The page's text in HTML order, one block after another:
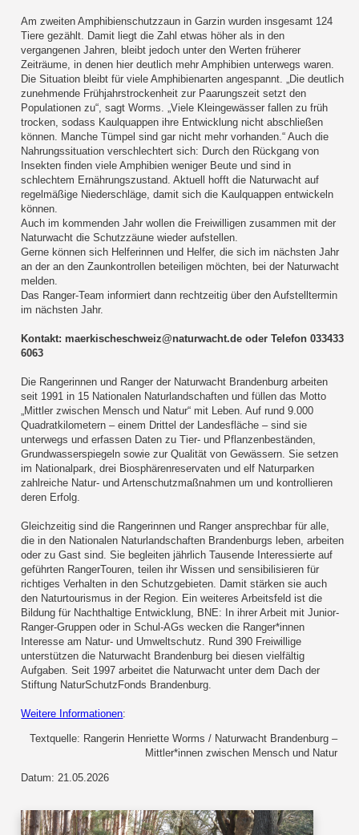
Am zweiten Amphibienschutzzaun in Garzin wurden insgesamt 124
Tiere gezählt. Damit liegt die Zahl etwas höher als in den
vergangenen Jahren, bleibt jedoch unter den Werten früherer
Zeiträume, in denen hier deutlich mehr Amphibien unterwegs waren.
Die Situation bleibt für viele Amphibienarten angespannt. „Die deutlich
zunehmende Frühjahrstrockenheit zur Paarungszeit setzt den
Populationen zu“, sagt Worms. „Viele Kleingewässer fallen zu früh
trocken, sodass Kaulquappen ihre Entwicklung nicht abschließen
können. Manche Tümpel sind gar nicht mehr vorhanden.“ Auch die
Nahrungssituation verschlechtert sich: Durch den Rückgang von
Insekten finden viele Amphibien weniger Beute und sind in
schlechtem Ernährungszustand. Aktuell hofft die Naturwacht auf
regelmäßige Niederschläge, damit sich die Kaulquappen entwickeln
können.
Auch im kommenden Jahr wollen die Freiwilligen zusammen mit der
Naturwacht die Schutzzäune wieder aufstellen.
Gerne können sich Helferinnen und Helfer, die sich im nächsten Jahr
an der an den Zaunkontrollen beteiligen möchten, bei der Naturwacht
melden.
Das Ranger-Team informiert dann rechtzeitig über den Aufstelltermin
im nächsten Jahr.
Kontakt: maerkischeschweiz@naturwacht.de oder Telefon 033433
6063
Die Rangerinnen und Ranger der Naturwacht Brandenburg arbeiten
seit 1991 in 15 Nationalen Naturlandschaften und füllen das Motto
„Mittler zwischen Mensch und Natur“ mit Leben. Auf rund 9.000
Quadratkilometern – einem Drittel der Landesfläche – sind sie
unterwegs und erfassen Daten zu Tier- und Pflanzenbeständen,
Grundwasserspiegeln sowie zur Qualität von Gewässern. Sie setzen
im Nationalpark, drei Biosphärenreservaten und elf Naturparken
zahlreiche Natur- und Artenschutzmaßnahmen um und kontrollieren
deren Erfolg.
Gleichzeitig sind die Rangerinnen und Ranger ansprechbar für alle,
die in den Nationalen Naturlandschaften Brandenburgs leben, arbeiten
oder zu Gast sind. Sie begleiten jährlich Tausende Interessierte auf
geführten RangerTouren, teilen ihr Wissen und sensibilisieren für
richtiges Verhalten in den Schutzgebieten. Damit stärken sie auch
den Naturtourismus in der Region. Ein weiteres Arbeitsfeld ist die
Bildung für Nachthaltige Entwicklung, BNE: In ihrer Arbeit mit Junior-
Ranger-Gruppen oder in Schul-AGs wecken die Ranger*innen
Interesse am Natur- und Umweltschutz. Rund 390 Freiwillige
unterstützen die Naturwacht Brandenburg bei diesen vielfältig
Aufgaben. Seit 1997 arbeitet die Naturwacht unter dem Dach der
Stiftung NaturSchutzFonds Brandenburg.
Weitere Informationen:
Textquelle: Rangerin Henriette Worms / Naturwacht Brandenburg –
Mittler*innen zwischen Mensch und Natur
Datum: 21.05.2026